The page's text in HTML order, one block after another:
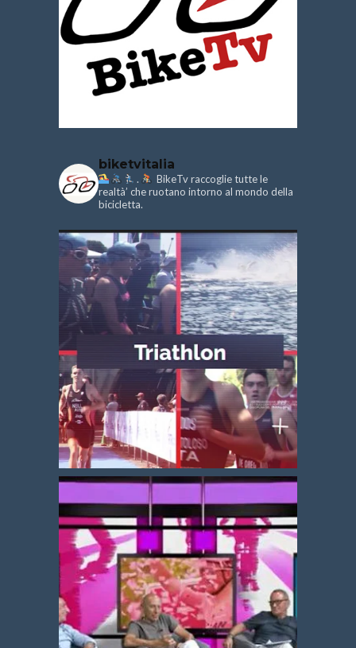
biketvitalia
.
BikeTv raccoglie tutte le
realtà’ che ruotano intorno al mondo della
bicicletta.